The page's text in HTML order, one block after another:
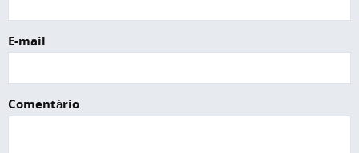
E-mail
Comentário